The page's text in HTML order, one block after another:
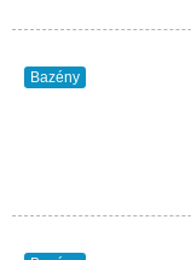
Bazény